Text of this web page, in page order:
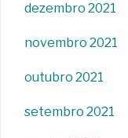
dezembro 2021
novembro 2021
outubro 2021
setembro 2021